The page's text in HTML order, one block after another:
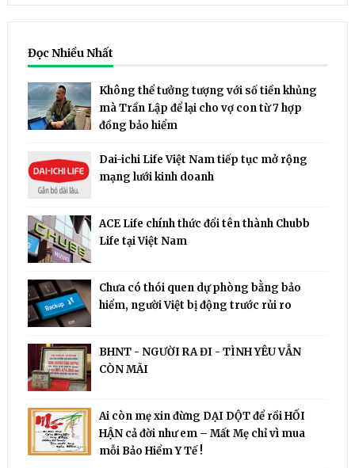
Đọc Nhiều Nhất
Không thể tưởng tượng với số tiền khủng
mà Trần Lập để lại cho vợ con từ 7 hợp
đồng bảo hiểm
Dai-ichi Life Việt Nam tiếp tục mở rộng
mạng lưới kinh doanh
ACE Life chính thức đổi tên thành Chubb
Life tại Việt Nam
Chưa có thói quen dự phòng bằng bảo
hiểm, người Việt bị động trước rủi ro
BHNT - NGƯỜI RA ĐI - TÌNH YÊU VẪN
CÒN MÃI
Ai còn mẹ xin đừng DẠI DỘT để rồi HỐI
HẬN cả đời như em – Mất Mẹ chỉ vì mua
mỗi Bảo Hiểm Y Tế !